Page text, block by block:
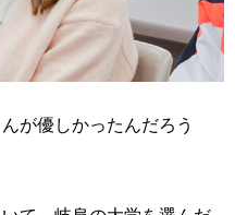
が優しかったんだろう